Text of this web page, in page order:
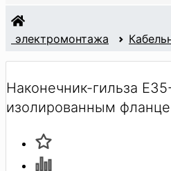
электромонтажа
Наконечник-гильза
изолированным